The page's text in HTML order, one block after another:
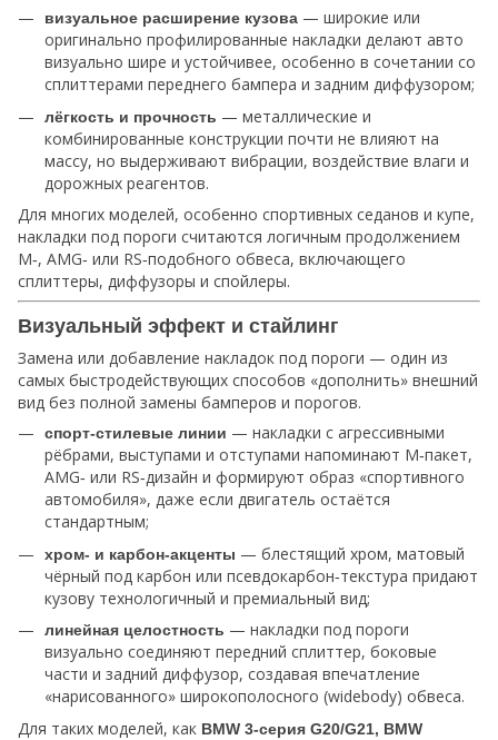
визуальное расширение кузова — широкие или
оригинально профилированные накладки делают авто
визуально шире и устойчивее, особенно в сочетании со
сплиттерами переднего бампера и задним диффузором;
лёгкость и прочность — металлические и
комбинированные конструкции почти не влияют на
массу, но выдерживают вибрации, воздействие влаги и
дорожных реагентов.
Для многих моделей, особенно спортивных седанов и купе,
накладки под пороги считаются логичным продолжением
M‑, AMG‑ или RS‑подобного обвеса, включающего
сплиттеры, диффузоры и спойлеры.
Визуальный эффект и стайлинг
Замена или добавление накладок под пороги — один из
самых быстродействующих способов «дополнить» внешний
вид без полной замены бамперов и порогов.
спорт‑стилевые линии — накладки с агрессивными
рёбрами, выступами и отступами напоминают M‑пакет,
AMG‑ или RS‑дизайн и формируют образ «спортивного
автомобиля», даже если двигатель остаётся
стандартным;
хром‑ и карбон‑акценты — блестящий хром, матовый
чёрный под карбон или псевдокарбон‑текстура придают
кузову технологичный и премиальный вид;
линейная целостность — накладки под пороги
визуально соединяют передний сплиттер, боковые
части и задний диффузор, создавая впечатление
«нарисованного» широкополосного (widebody) обвеса.
Для таких моделей, как BMW 3‑серия G20/G21, BMW